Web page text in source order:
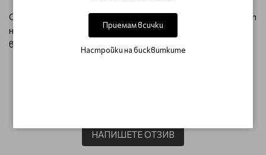
Обгърнете косата си с деликатния и пленителен аромат
на Balmain Hair Perfume Ginger, който ще подчертае
вашата индивидуалност и стил.
НАПИШЕТЕ ОТЗИВ
Приемам всички
Настройки на бисквитките